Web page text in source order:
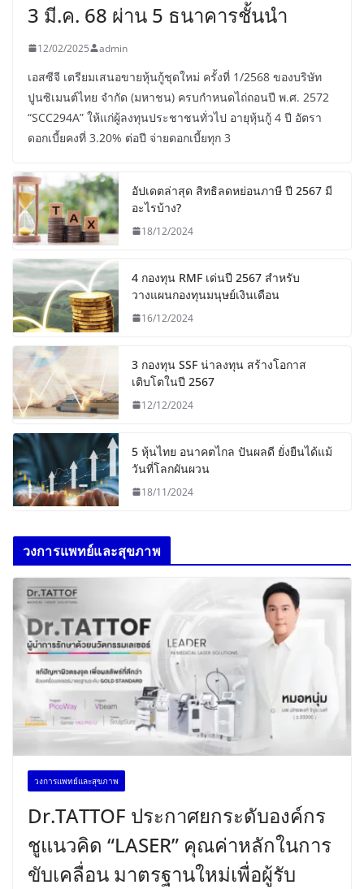
3 มี.ค. 68 ผ่าน 5 ธนาคารชั้นนำ
12/02/2025 admin
เอสซีจี เตรียมเสนอขายหุ้นกู้ชุดใหม่ ครั้งที่ 1/2568 ของบริษัท
ปูนซิเมนต์ไทย จำกัด (มหาชน) ครบกำหนดไถ่ถอนปี พ.ศ. 2572
“SCC294A” ให้แก่ผู้ลงทุนประชาชนทั่วไป อายุหุ้นกู้ 4 ปี อัตรา
ดอกเบี้ยคงที่ 3.20% ต่อปี จ่ายดอกเบี้ยทุก 3
อัปเดตล่าสุด สิทธิลดหย่อนภาษี ปี 2567 มี
อะไรบ้าง?
18/12/2024
4 กองทุน RMF เด่นปี 2567 สำหรับ
วางแผนกองทุนมนุษย์เงินเดือน
16/12/2024
3 กองทุน SSF น่าลงทุน สร้างโอกาส
เติบโตในปี 2567
12/12/2024
5 หุ้นไทย อนาคตไกล ปันผลดี ยั่งยืนได้แม้
วันที่โลกผันผวน
18/11/2024
วงการแพทย์และสุขภาพ
วงการแพทย์และสุขภาพ
Dr.TATTOF ประกาศยกระดับองค์กร
ชูแนวคิด “LASER” คุณค่าหลักในการ
ขับเคลื่อน มาตรฐานใหม่เพื่อผู้รับ